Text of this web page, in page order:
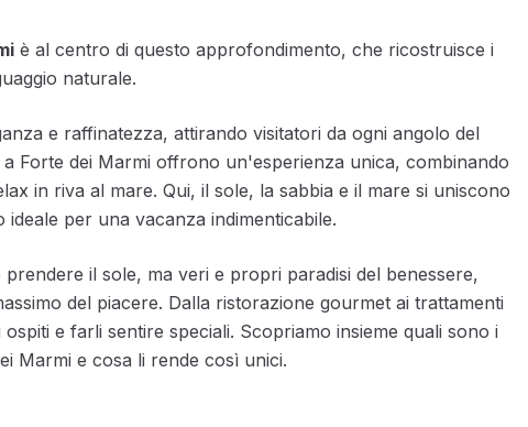
è al centro di questo approfondimento, che ricostruisce i
naturale.
e raffinatezza, attirando visitatori da ogni angolo del
Forte dei Marmi offrono un'esperienza unica, combinando
in riva al mare. Qui, il sole, la sabbia e il mare si uniscono
per una vacanza indimenticabile.
il sole, ma veri e propri paradisi del benessere,
del piacere. Dalla ristorazione gourmet ai trattamenti
e farli sentire speciali. Scopriamo insieme quali sono i
Marmi e cosa li rende così unici.